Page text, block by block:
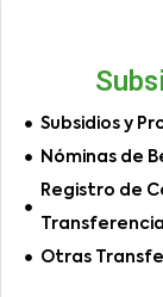
Subsidios y
Nóminas de
Registro de
Otras